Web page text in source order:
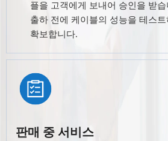
플을 고객에게 보내어 승인을 받습
출하 전에 케이블의 성능을 테스
확보합니다.
판매 중 서비스